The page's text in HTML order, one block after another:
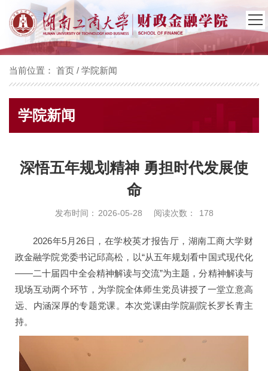
当前位置： 首页 / 学院新闻
学院新闻
深悟五年规划精神 勇担时代发展使
命
发布时间： 2026-05-28 阅读次数： 178
2026年5月26日，在学校英才报告厅，湖南工商大学财
政金融学院党委书记邱高松，以“从五年规划看中国式现代化
——二十届四中全会精神解读与交流”为主题，分精神解读与
现场互动两个环节，为学院全体师生党员讲授了一堂立意高
远、内涵深厚的专题党课。本次党课由学院副院长罗长青主
持。